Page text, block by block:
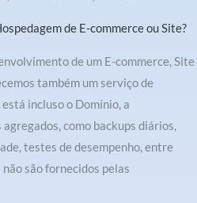
de E-commerce ou Site?
de um E-commerce, Site
também um serviço de
incluso o Domínio, a
como backups diários,
testes de desempenho, entre
são fornecidos pelas